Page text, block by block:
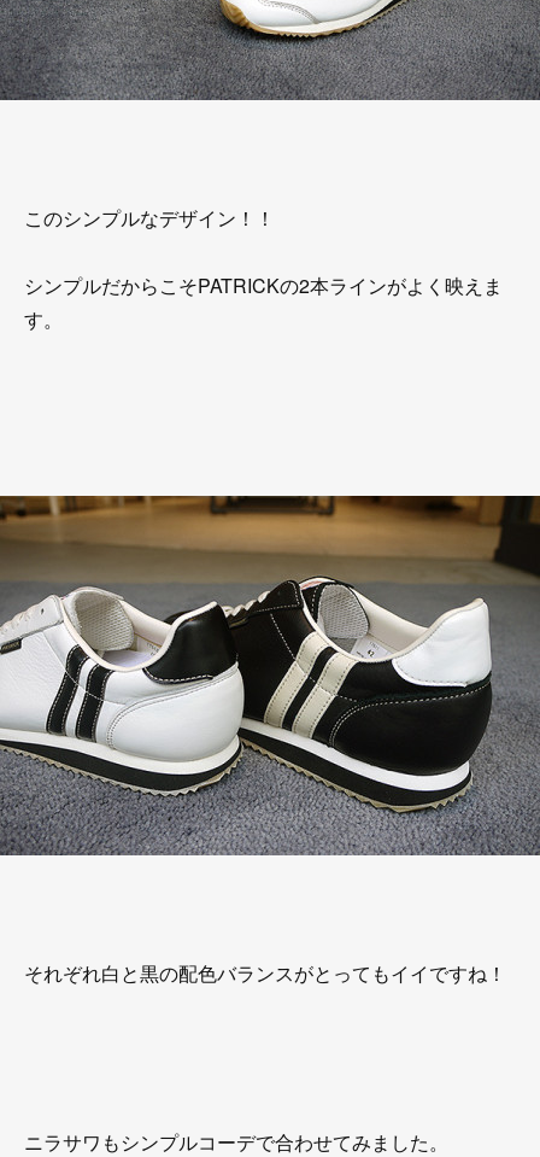
このシンプルなデザイン！！
シンプルだからこそPATRICKの2本ラインがよく映えま
す。
それぞれ白と黒の配色バランスがとってもイイですね！
ニラサワもシンプルコーデで合わせてみました。